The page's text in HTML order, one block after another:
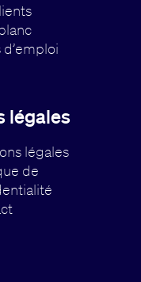
légales
légales
de